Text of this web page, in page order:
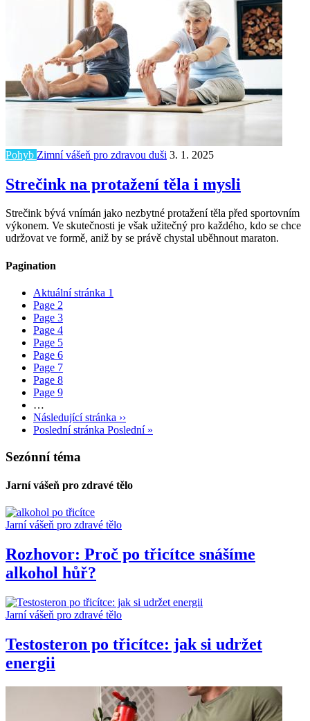
Pohyb Zimní vášeň pro zdravou duši 3. 1. 2025
Strečink na protažení těla i mysli
Strečink bývá vnímán jako nezbytné protažení těla před sportovním
výkonem. Ve skutečnosti je však užitečný pro každého, kdo se chce
udržovat ve formě, aniž by se právě chystal uběhnout maraton.
Pagination
Aktuální stránka 1
Page 2
Page 3
Page 4
Page 5
Page 6
Page 7
Page 8
Page 9
…
Následující stránka ››
Poslední stránka Poslední »
Sezónní téma
Jarní vášeň pro zdravé tělo
Jarní vášeň pro zdravé tělo
Rozhovor: Proč po třicítce snášíme
alkohol hůř?
Jarní vášeň pro zdravé tělo
Testosteron po třicítce: jak si udržet
energii